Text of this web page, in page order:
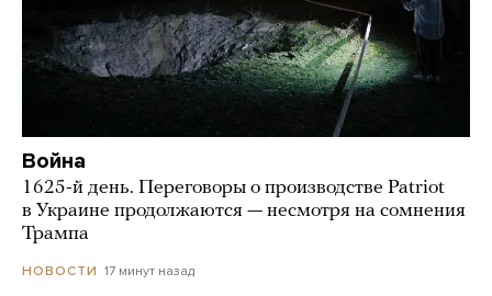
Война
1625-й день. Переговоры о производстве Patriot
в Украине продолжаются — несмотря на сомнения
Трампа
НОВОСТИ 17 минут назад